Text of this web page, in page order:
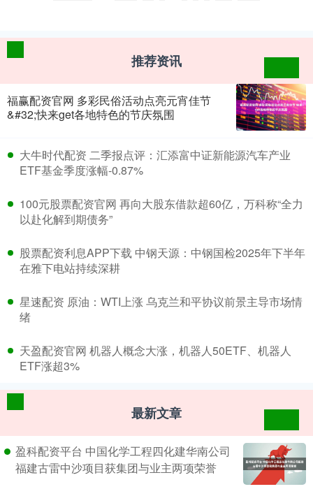
推荐资讯
福赢配资官网 多彩民俗活动点亮元宵佳节
&#32;快来get各地特色的节庆氛围
​大牛时代配资 二季报点评：汇添富中证新能源汽车产业
ETF基金季度涨幅-0.87%
​100元股票配资官网 再向大股东借款超60亿，万科称“全力
以赴化解到期债务”
​股票配资利息APP下载 中钢天源：中钢国检2025年下半年
在雅下电站持续深耕
​星速配资 原油：WTI上涨 乌克兰和平协议前景主导市场情
绪
​天盈配资官网 机器人概念大涨，机器人50ETF、机器人
ETF涨超3%
最新文章
盈科配资平台 中国化学工程四化建华南公司
福建古雷中沙项目获集团与业主两项荣誉